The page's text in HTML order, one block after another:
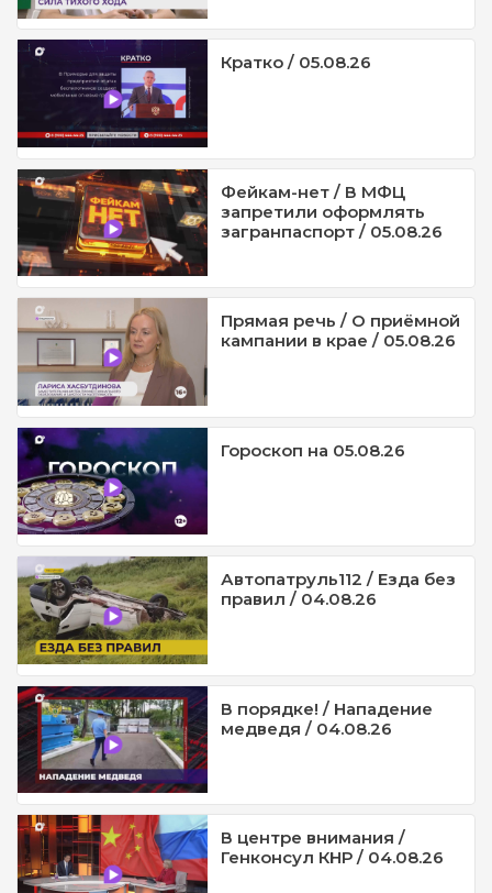
Кратко / 05.08.26
Фейкам-нет / В МФЦ
запретили оформлять
загранпаспорт / 05.08.26
Прямая речь / О приёмной
кампании в крае / 05.08.26
Гороскоп на 05.08.26
Автопатруль112 / Езда без
правил / 04.08.26
В порядке! / Нападение
медведя / 04.08.26
В центре внимания /
Генконсул КНР / 04.08.26